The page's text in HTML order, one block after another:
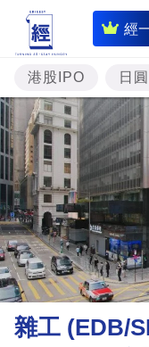
經
即
時
財
經
專
題
投
資
樓
市
理
財
港股IPO 日圓
雜工 (EDB/